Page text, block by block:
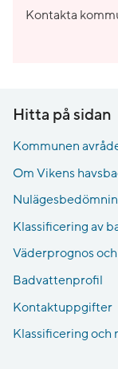
Kontakta
Hitta på sidan
Kommunen
Om Vikens
Klassificering av
Väderprognos
Badvattenprofil
Kontaktuppgifter
Klassificering och